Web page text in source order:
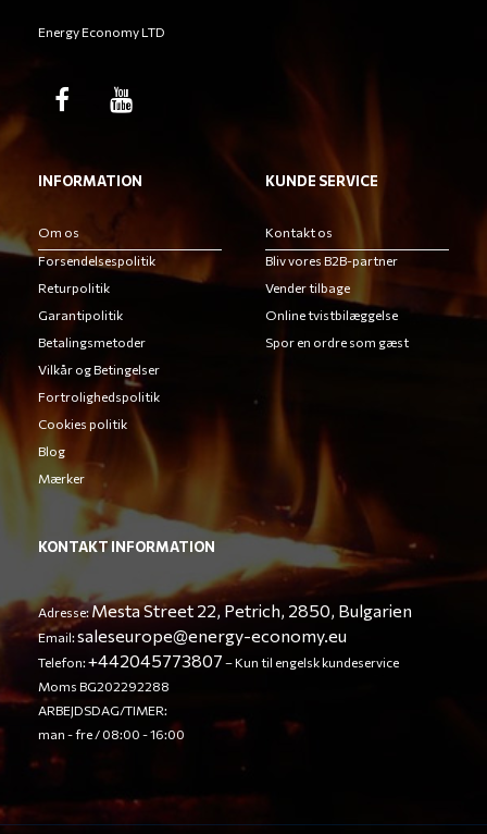
Energy Economy LTD
INFORMATION
Om os
Forsendelsespolitik
Returpolitik
Garantipolitik
Betalingsmetoder
Vilkår og Betingelser
Fortrolighedspolitik
Cookies politik
Blog
Mærker
KUNDE SERVICE
Kontakt os
Bliv vores B2B-partner
Vender tilbage
Online tvistbilæggelse
Spor en ordre som gæst
KONTAKT INFORMATION
Adresse:Mesta Street 22, Petrich, 2850, Bulgarien
Email:saleseurope@energy-economy.eu
Telefon:+442045773807 – Kun til engelsk kundeservice
Moms BG202292288
ARBEJDSDAG/TIMER:
man - fre / 08:00 - 16:00